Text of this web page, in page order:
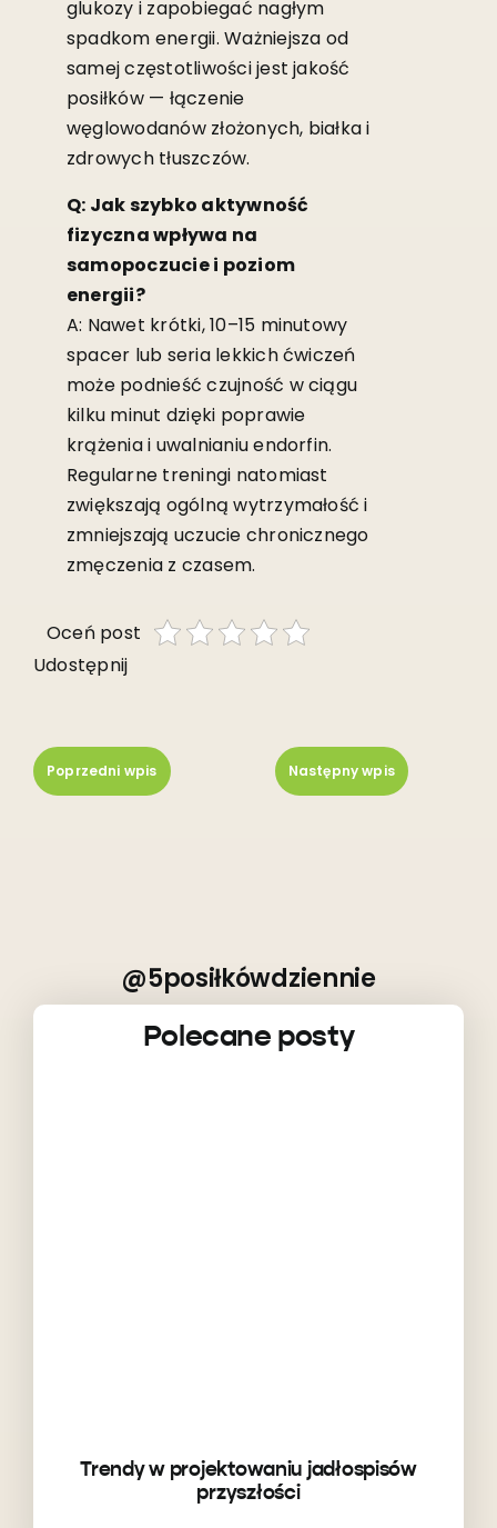
@5posiłkówdziennie
Polecane posty
Trendy w projektowaniu jadłospisów
przyszłości
glukozy i zapobiegać nagłym
spadkom energii. Ważniejsza od
samej częstotliwości jest jakość
posiłków — łączenie
węglowodanów złożonych, białka i
zdrowych tłuszczów.
Q: Jak szybko aktywność
fizyczna wpływa na
samopoczucie i poziom
energii?
A: Nawet krótki, 10–15 minutowy
spacer lub seria lekkich ćwiczeń
może podnieść czujność w ciągu
kilku minut dzięki poprawie
krążenia i uwalnianiu endorfin.
Regularne treningi natomiast
zwiększają ogólną wytrzymałość i
zmniejszają uczucie chronicznego
zmęczenia z czasem.
Oceń post
Udostępnij
Poprzedni wpis Następny wpis